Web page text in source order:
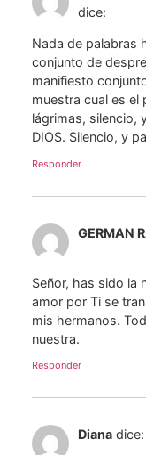
dice:
Nada de palabras
conjunto de
manifiesto
muestra cual es el
lágrimas, silencio,
DIOS. Silencio, y
Responder
GERMAN
Señor, has sido la
amor por Ti se
mis hermanos.
nuestra.
Responder
Diana dice: